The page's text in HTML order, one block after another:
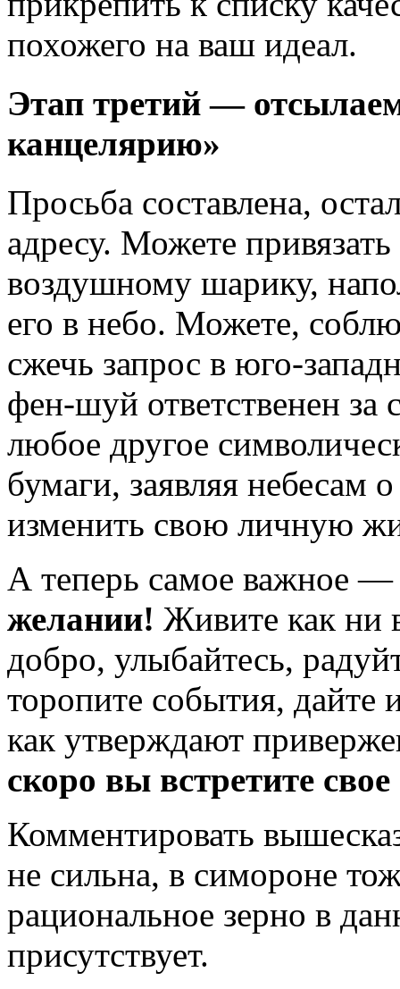
похожего на ваш идеал.
Этап третий —
канцелярию»
Просьба составлена,
адресу. Можете
воздушному шарику,
его в небо. Можете,
сжечь запрос в юго-
фен-шуй ответственен
любое другое
бумаги, заявляя небесам
изменить свою личную
А теперь самое важное
желании! Живите как ни
добро, улыбайтесь,
торопите события, дайте
как утверждают
скоро вы встретите свое
Комментировать
не сильна, в симороне
рациональное зерно в
присутствует.